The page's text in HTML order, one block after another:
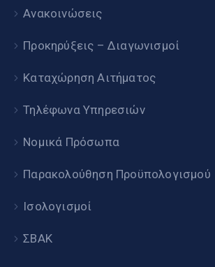
Ανακοινώσεις
Προκηρύξεις – Διαγωνισμοί
Καταχώρηση Αιτήματος
Τηλέφωνα Υπηρεσιών
Νομικά Πρόσωπα
Παρακολούθηση Προϋπολογισμού
Ισολογισμοί
ΣΒΑΚ